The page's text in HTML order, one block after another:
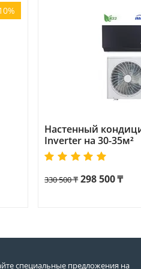
Настенный
Inverter на 30-35м²
330 500₸ 298 500₸
специальные предложения на